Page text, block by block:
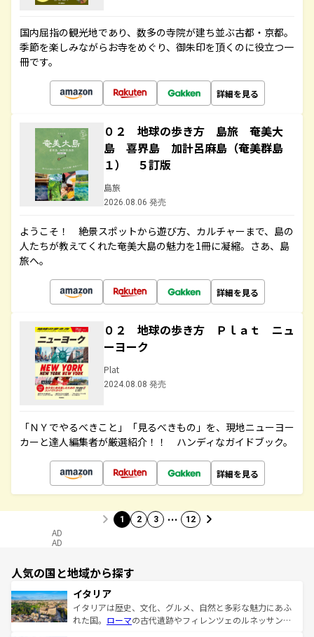
国内屈指の観光地であり、数多の寺院が建ち並ぶ古都・京都。
季節を楽しみながらお寺をめぐり、御朱印を頂くのに役立つ一
冊です。
詳細を見る
０２ 地球の歩き方 島旅 奄美大
島 喜界島 加計呂麻島（奄美群島
１） ５訂版
島旅
2026.08.06 発売
ようこそ！ 絶景スポットから遊び方、カルチャーまで、島の
人たちが教えてくれた奄美大島の魅力を1冊に凝縮。さあ、島
旅へ。
詳細を見る
０２ 地球の歩き方 Ｐｌａｔ ニュ
ーヨーク
Plat
2024.08.08 発売
「ＮＹでやるべきこと」「見るべきもの」を、現地ニューヨー
カーと達人編集者が厳選紹介！！ ハンディなガイドブック。
詳細を見る
1 2 3 … 12
AD
AD
人気の国と地域から探す
イタリア
イタリアは歴史、文化、グルメ、自然と多彩な魅力にあふ
れた国。 ローマの古代遺跡やフィレンツェのルネッサンス